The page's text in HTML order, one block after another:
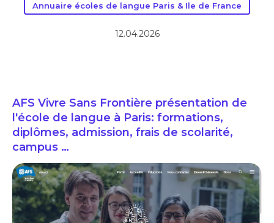
Annuaire écoles de langue Paris & Ile de France
12.04.2026
AFS Vivre Sans Frontière présentation de
l'école de langue à Paris: formations,
diplômes, admission, frais de scolarité,
campus …